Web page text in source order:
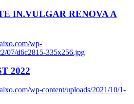
IN.VULGAR RENOVA A
wp-
07/d6c2815-335x256.jpg
2022
wp-content/uploads/2021/10/1-